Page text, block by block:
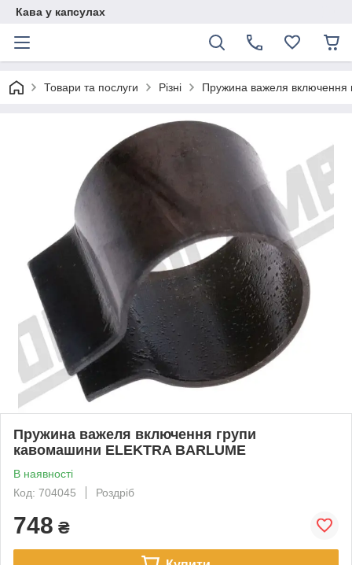
Кава у капсулах
Товари та послуги Різні Пружина важеля включення
Пружина важеля включення групи
кавомашини ELEKTRA BARLUME
В наявності
Код: 704045
Роздріб
748 ₴